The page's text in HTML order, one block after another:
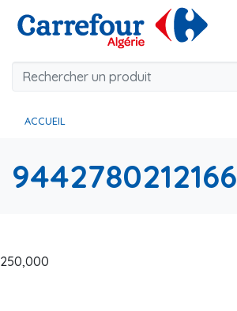
ACCUEIL
9442780212166
250,000